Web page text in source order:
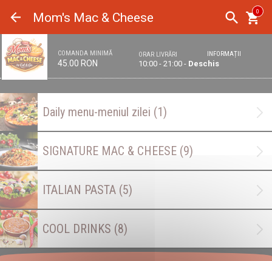
Mom's Mac & Cheese 0
COMANDA MINIMĂ
45.00 RON
INFORMAȚII
ORAR LIVRĂRI
10:00 - 21:00 - Deschis
Daily menu-meniul zilei (1)
SIGNATURE MAC & CHEESE (9)
ITALIAN PASTA (5)
COOL DRINKS (8)